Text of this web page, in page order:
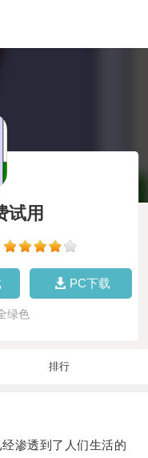
试用
PC下载
绿色
排行
渗透到了人们生活的